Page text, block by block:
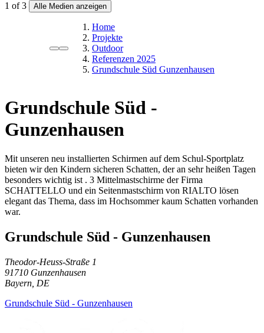
1 of 3 Alle Medien anzeigen
Home
Projekte
Outdoor
Referenzen 2025
Grundschule Süd Gunzenhausen
Grundschule Süd -
Gunzenhausen
Mit unseren neu installierten Schirmen auf dem Schul-Sportplatz
bieten wir den Kindern sicheren Schatten, der an sehr heißen Tagen
besonders wichtig ist . 3 Mittelmastschirme der Firma
SCHATTELLO und ein Seitenmastschirm von RIALTO lösen
elegant das Thema, dass im Hochsommer kaum Schatten vorhanden
war.
Grundschule Süd - Gunzenhausen
Theodor-Heuss-Straße 1
91710 Gunzenhausen
Bayern, DE
Grundschule Süd - Gunzenhausen